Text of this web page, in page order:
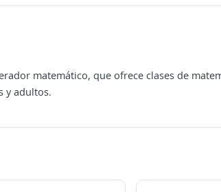
matemático, que ofrece clases de
y adultos.